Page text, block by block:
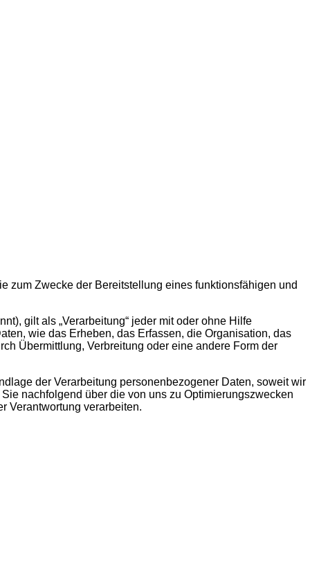
zum Zwecke der Bereitstellung eines funktionsfähigen und
gilt als „Verarbeitung“ jeder mit oder ohne Hilfe
wie das Erheben, das Erfassen, die Organisation, das
Übermittlung, Verbreitung oder eine andere Form der
der Verarbeitung personenbezogener Daten, soweit wir
nachfolgend über die von uns zu Optimierungszwecken
Verantwortung verarbeiten.